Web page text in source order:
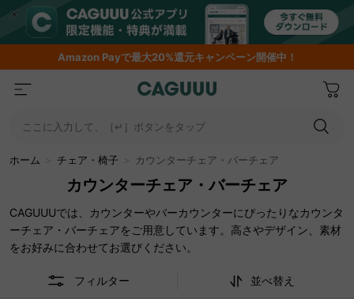
キャンペーン開催中！ 期間限定フラッシュ
ここに入力して、［↵］ボタンをタップ
ホーム チェア・椅子 カウンターチェア・バーチェア
カウンターチェア・バーチェア
CAGUUUでは、カウンターやバーカウンターにぴったりなカウンタ
ーチェア・バーチェアをご用意しています。高さやデザイン、素材
をお好みに合わせてお選びください。
フィルター 並べ替え